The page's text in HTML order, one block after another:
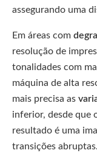
assegurando uma
Em áreas com
resolução de
tonalidades com
máquina de alta
mais precisa as
inferior, desde que
resultado é uma
transições abruptas.